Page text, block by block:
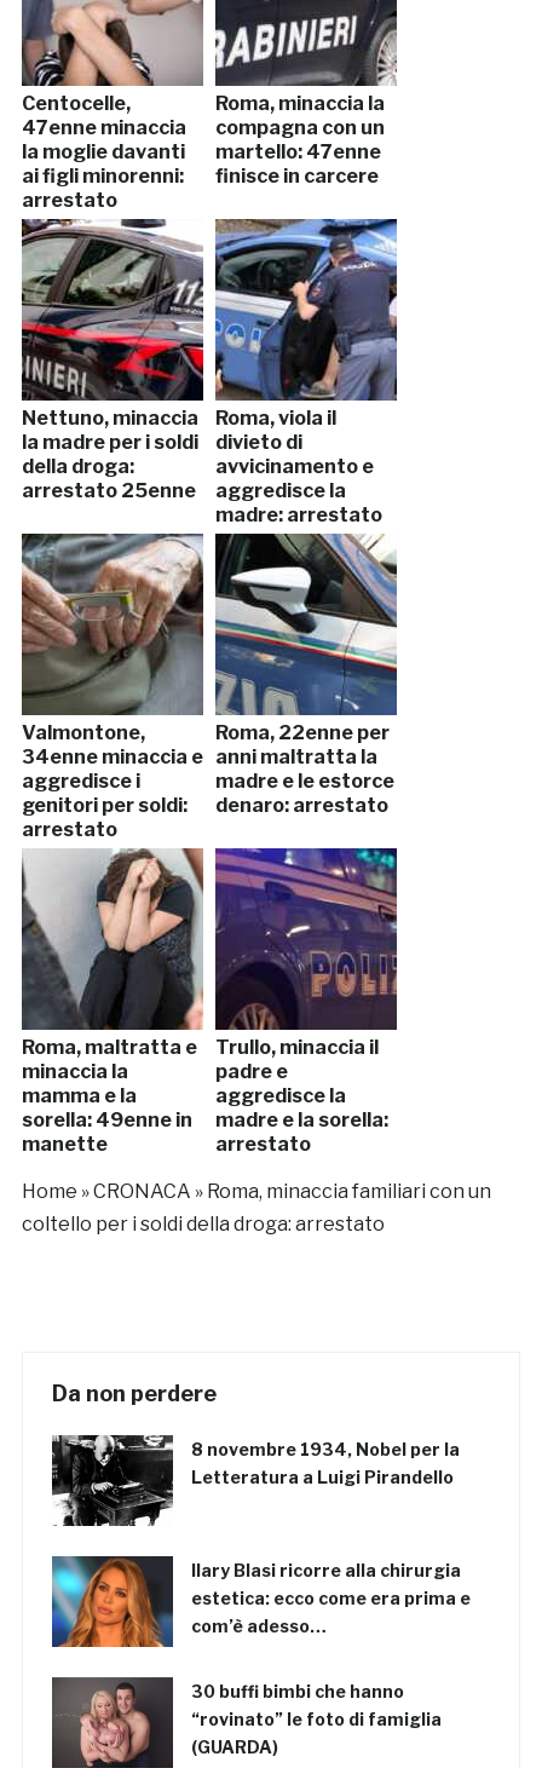
Centocelle,
47enne minaccia
la moglie davanti
ai figli minorenni:
arrestato
Roma, minaccia la
compagna con un
martello: 47enne
finisce in carcere
Nettuno, minaccia
la madre per i soldi
della droga:
arrestato 25enne
Roma, viola il
divieto di
avvicinamento e
aggredisce la
madre: arrestato
Valmontone,
34enne minaccia e
aggredisce i
genitori per soldi:
arrestato
Roma, 22enne per
anni maltratta la
madre e le estorce
denaro: arrestato
Roma, maltratta e
minaccia la
mamma e la
sorella: 49enne in
manette
Trullo, minaccia il
padre e
aggredisce la
madre e la sorella:
arrestato
Home »CRONACA » Roma, minaccia familiari con un
coltello per i soldi della droga: arrestato
Da non perdere
8 novembre 1934, Nobel per la
Letteratura a Luigi Pirandello
Ilary Blasi ricorre alla chirurgia
estetica: ecco come era prima e
com’è adesso…
30 buffi bimbi che hanno
“rovinato” le foto di famiglia
(GUARDA)